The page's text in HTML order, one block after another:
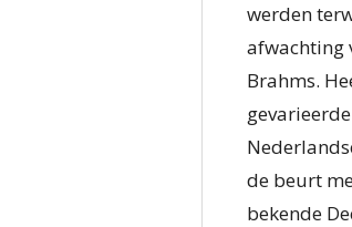
werden
afwachting
Brahms.
de beurt
bekende